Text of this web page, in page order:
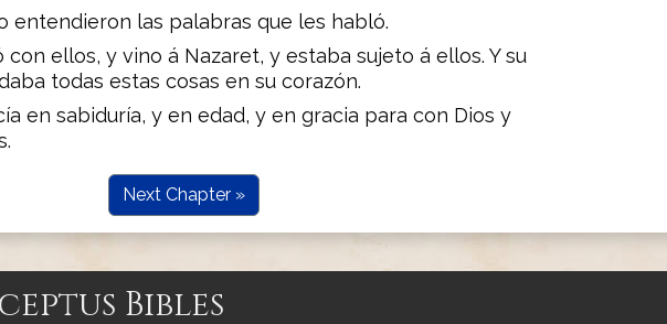
entendieron las palabras que les habló.
con ellos, y vino á Nazaret, y estaba sujeto á ellos. Y su
todas estas cosas en su corazón.
en sabiduría, y en edad, y en gracia para con Dios y
Next Chapter »
Bibles